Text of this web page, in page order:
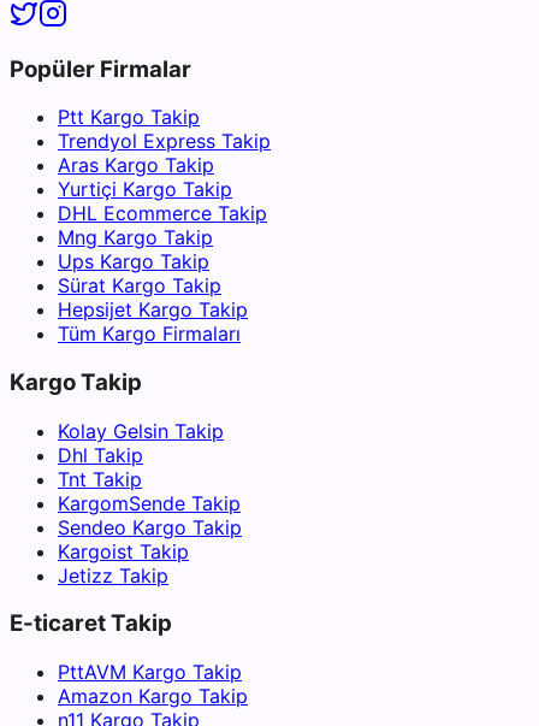
Popüler Firmalar
Ptt Kargo Takip
Trendyol Express Takip
Aras Kargo Takip
Yurtiçi Kargo Takip
DHL Ecommerce Takip
Mng Kargo Takip
Ups Kargo Takip
Sürat Kargo Takip
Hepsijet Kargo Takip
Tüm Kargo Firmaları
Kargo Takip
Kolay Gelsin Takip
Dhl Takip
Tnt Takip
KargomSende Takip
Sendeo Kargo Takip
Kargoist Takip
Jetizz Takip
E-ticaret Takip
PttAVM Kargo Takip
Amazon Kargo Takip
n11 Kargo Takip